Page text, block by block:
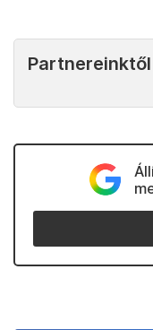
Partnereinktől